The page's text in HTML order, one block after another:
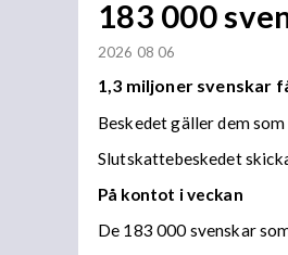
183 000
2026 08 06
1,3 miljoner svenskar
Beskedet gäller dem
Slutskattebeskedet
På kontot i veckan
De 183 000 svenskar